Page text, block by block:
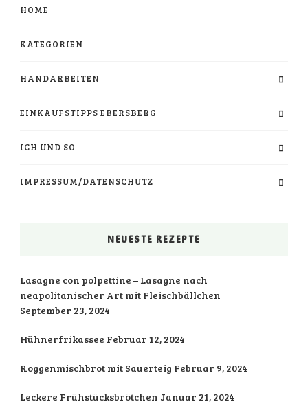
HOME
KATEGORIEN
HANDARBEITEN
EINKAUFSTIPPS EBERSBERG
ICH UND SO
IMPRESSUM/DATENSCHUTZ
NEUESTE REZEPTE
Lasagne con polpettine – Lasagne nach
neapolitanischer Art mit Fleischbällchen
September 23, 2024
Hühnerfrikassee Februar 12, 2024
Roggenmischbrot mit Sauerteig Februar 9, 2024
Leckere Frühstücksbrötchen Januar 21, 2024